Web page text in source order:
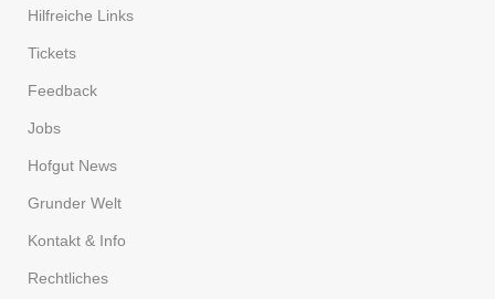
Hilfreiche Links
Tickets
Feedback
Jobs
Hofgut News
Grunder Welt
Kontakt & Info
Rechtliches